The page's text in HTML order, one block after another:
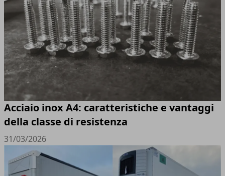
Acciaio inox A4: caratteristiche e vantaggi
della classe di resistenza
31/03/2026